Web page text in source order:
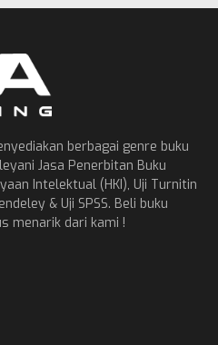
berbagai genre buku
Jasa Penerbitan Buku
Intelektual (HKI), Uji Turnitin
& Uji SPSS. Beli buku
menarik dari kami !